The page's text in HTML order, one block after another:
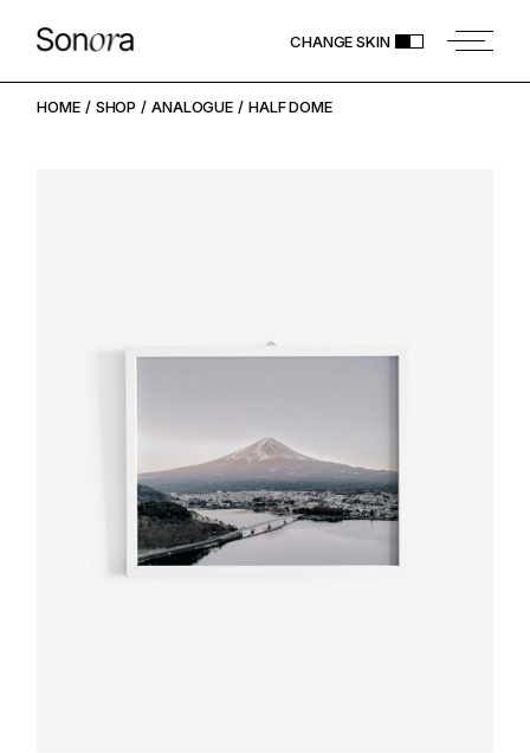
CHANGE SKIN
HOME SHOP ANALOGUE HALF DOME